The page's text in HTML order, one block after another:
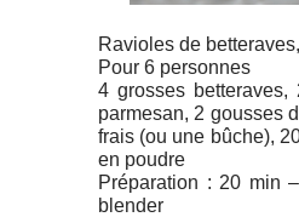
Ravioles de
Pour 6 personnes
4 grosses
parmesan, 2 gousses
frais (ou une bûche),
en poudre
Préparation : 20 min
blender